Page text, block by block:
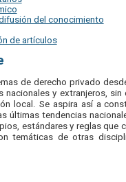
del conocimiento
de artículos
de derecho privado
nacionales y extranjeros,
local. Se aspira así a
últimas tendencias
estándares y reglas
temáticas de otras